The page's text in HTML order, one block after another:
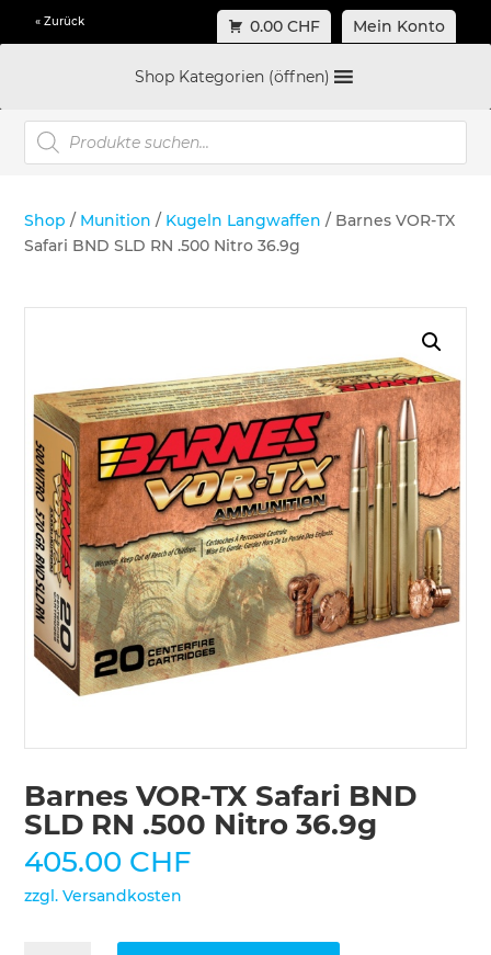
« Zurück 0.00 CHF Mein Konto
Shop Kategorien (öffnen)
Products
search
Shop / Munition / Kugeln Langwaffen / Barnes VOR-TX
Safari BND SLD RN .500 Nitro 36.9g
Barnes VOR-TX Safari BND
SLD RN .500 Nitro 36.9g
405.00 CHF
zzgl. Versandkosten